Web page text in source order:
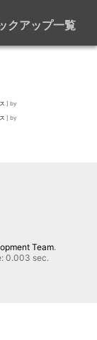
クアップ一覧
] by
] by
Team.
0.003 sec.